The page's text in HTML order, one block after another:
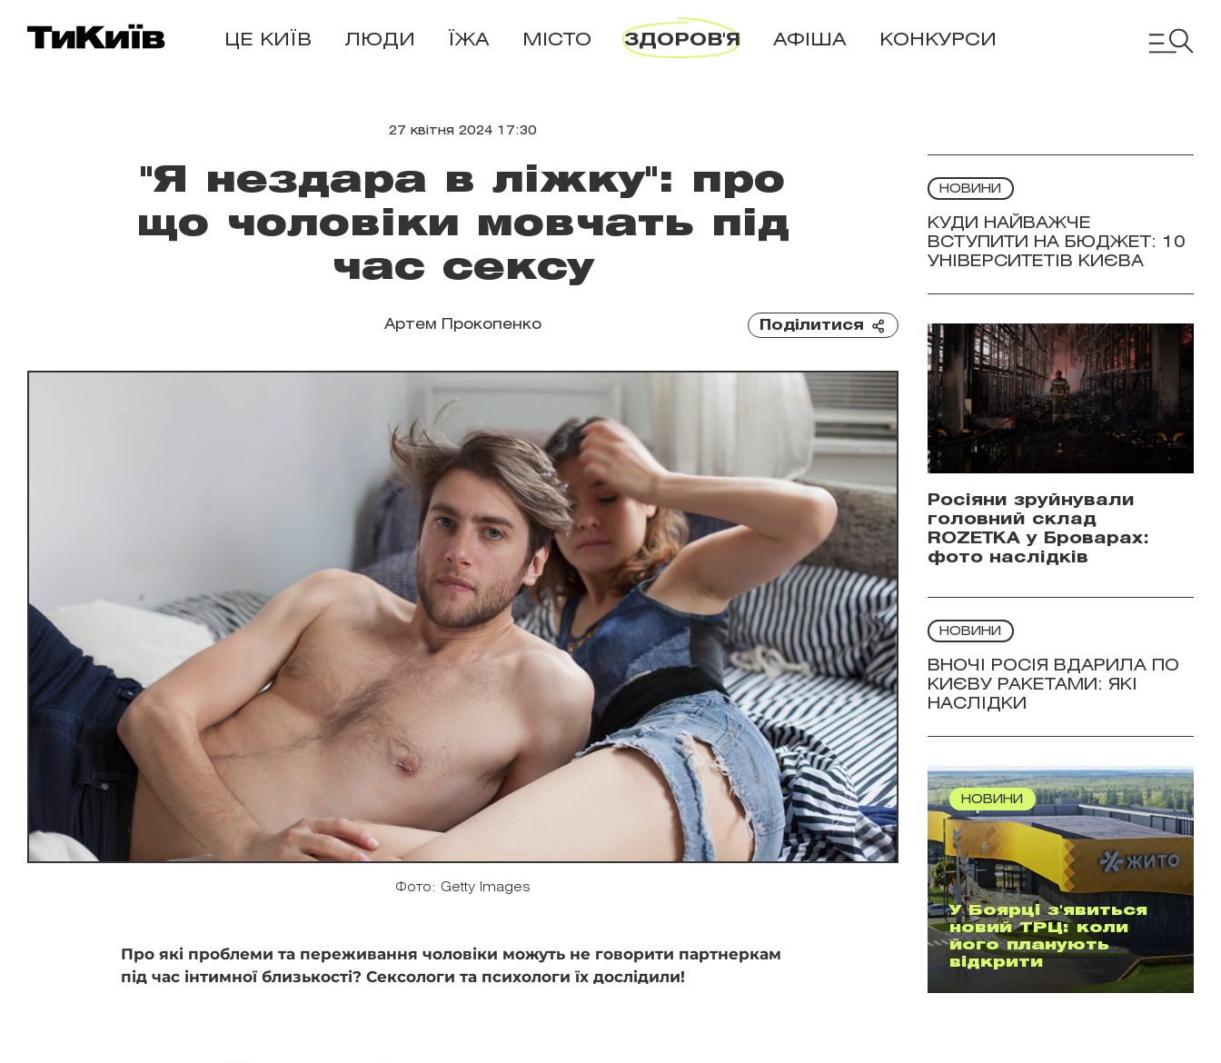
ЦЕ КИЇВ ЛЮДИ ЇЖА МІСТО ЗДОРОВ'Я АФІША КОНКУРСИ
27 квітня 2024 17:30
"Я нездара в ліжку": про
що чоловіки мовчать під
час сексу
Артем Прокопенко Поділитися
Фото: Getty Images
Про які проблеми та переживання чоловіки можуть не говорити партнеркам
під час інтимної близькості? Сексологи та психологи їх дослідили!
НОВИНИ
КУДИ НАЙВАЖЧЕ
ВСТУПИТИ НА БЮДЖЕТ: 10
УНІВЕРСИТЕТІВ КИЄВА
Росіяни зруйнували
головний склад
ROZETKA у Броварах:
фото наслідків
НОВИНИ
ВНОЧІ РОСІЯ ВДАРИЛА ПО
КИЄВУ РАКЕТАМИ: ЯКІ
НАСЛІДКИ
НОВИНИ
У Боярці з'явиться
новий ТРЦ: коли
його планують
відкрити